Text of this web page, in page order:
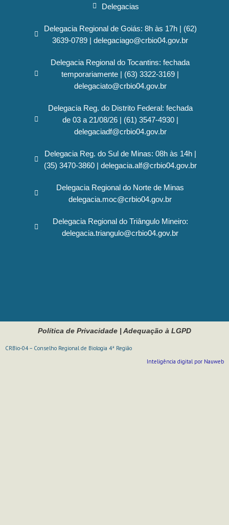
Delegacias
Delegacia Regional de Goiás: 8h às 17h | (62)
3639-0789 | delegaciago@crbio04.gov.br
Delegacia Regional do Tocantins: fechada
temporariamente | (63) 3322-3169 |
delegaciato@crbio04.gov.br
Delegacia Reg. do Distrito Federal: fechada
de 03 a 21/08/26 | (61) 3547-4930 |
delegaciadf@crbio04.gov.br
Delegacia Reg. do Sul de Minas: 08h às 14h |
(35) 3470-3860 | delegacia.alf@crbio04.gov.br
Delegacia Regional do Norte de Minas
delegacia.moc@crbio04.gov.br
Delegacia Regional do Triângulo Mineiro:
delegacia.triangulo@crbio04.gov.br
Política de Privacidade Adequação à LGPD
CRBio-04 – Conselho Regional de Biologia 4ª Região
Inteligência digital por Nauweb